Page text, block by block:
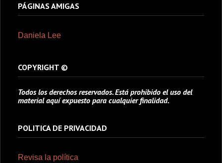
PÁGINAS AMIGAS
Daniela Lee
COPYRIGHT ©
Todos los derechos reservados. Está prohibido el uso del
material aquí expuesto para cualquier finalidad.
POLITICA DE PRIVACIDAD
Revisa la política